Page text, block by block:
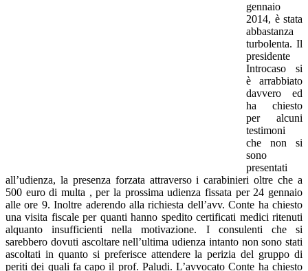
gennaio
2014, è stata
abbastanza
turbolenta. Il
presidente
Introcaso si
è arrabbiato
davvero ed
ha chiesto
per alcuni
testimoni
che non si
sono
presentati
all’udienza, la presenza forzata attraverso i carabinieri oltre che a
500 euro di multa , per la prossima udienza fissata per 24 gennaio
alle ore 9. Inoltre aderendo alla richiesta dell’avv. Conte ha chiesto
una visita fiscale per quanti hanno spedito certificati medici ritenuti
alquanto insufficienti nella motivazione. I consulenti che si
sarebbero dovuti ascoltare nell’ultima udienza intanto non sono stati
ascoltati in quanto si preferisce attendere la perizia del gruppo di
periti dei quali fa capo il prof. Paludi. L’avvocato Conte ha chiesto